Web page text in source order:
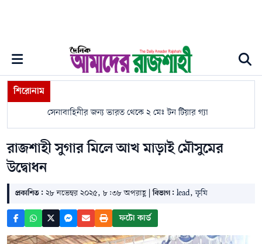
শিরোনাম
সেনাবাহিনীর জন্য ভারত থেকে ২ মেঃ টন টিয়ার গ্যাস শেল আমদানি
রাজশাহী সুগার মিলে আখ মাড়াই মৌসুমের
উদ্বোধন
প্রকাশিত: ২৮ নভেম্বর ২০২৫, ৮:৩৮ অপরাহ্ণ |বিভাগ: lead,কৃষি
ফটো কার্ড